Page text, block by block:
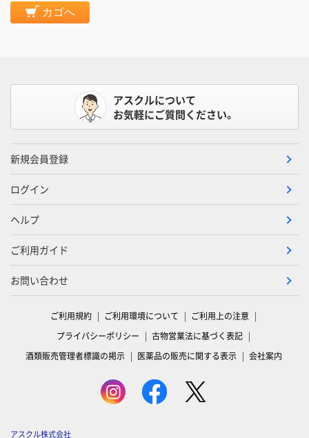
カゴへ
アスクルについて
お気軽にご質問ください。
新規会員登録
ログイン
ヘルプ
ご利用ガイド
お問い合わせ
ご利用規約 ご利用環境について
ご利用上の注意
プライバシーポリシー
古物営業法に基づく表記
酒類販売管理者標識の掲示
医薬品の販売に関する表示 会社案内
アスクル株式会社